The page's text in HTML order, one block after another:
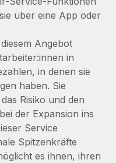
über eine App oder
Angebot
in
in denen sie
haben. Sie
Risiko und den
der Expansion ins
Service
Spitzenkräfte
es ihnen, ihren